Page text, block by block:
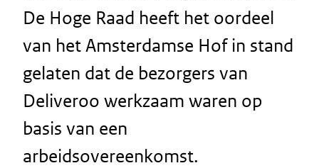
De Hoge Raad heeft het oordeel
van het Amsterdamse Hof in stand
gelaten dat de bezorgers van
Deliveroo werkzaam waren op
basis van een
arbeidsovereenkomst.